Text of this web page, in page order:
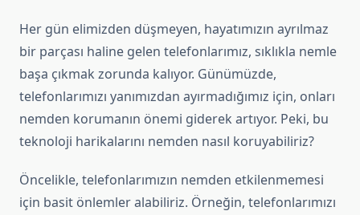
Her gün elimizden düşmeyen, hayatımızın ayrılmaz
bir parçası haline gelen telefonlarımız, sıklıkla nemle
başa çıkmak zorunda kalıyor. Günümüzde,
telefonlarımızı yanımızdan ayırmadığımız için, onları
nemden korumanın önemi giderek artıyor. Peki, bu
teknoloji harikalarını nemden nasıl koruyabiliriz?
Öncelikle, telefonlarımızın nemden etkilenmemesi
için basit önlemler alabiliriz. Örneğin, telefonlarımızı